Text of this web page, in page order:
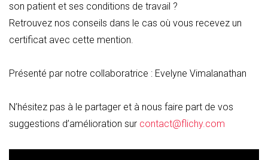
son patient et ses conditions de travail ?
Retrouvez nos conseils dans le cas où vous recevez un
certificat avec cette mention.
Présenté par notre collaboratrice : Evelyne Vimalanathan
N’hésitez pas à le partager et à nous faire part de vos
suggestions d’amélioration sur contact@flichy.com